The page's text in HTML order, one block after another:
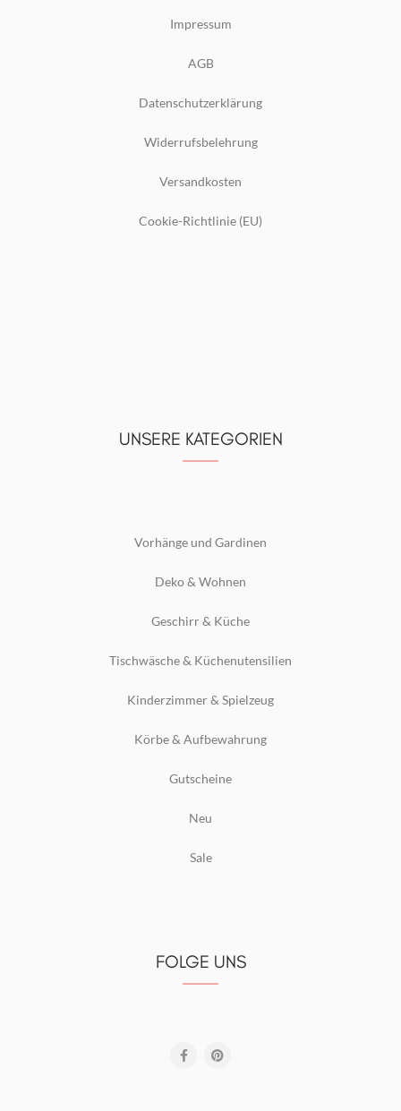
Impressum
AGB
Datenschutzerklärung
Widerrufsbelehrung
Versandkosten
Cookie-Richtlinie (EU)
UNSERE KATEGORIEN
Vorhänge und Gardinen
Deko & Wohnen
Geschirr & Küche
Tischwäsche & Küchenutensilien
Kinderzimmer & Spielzeug
Körbe & Aufbewahrung
Gutscheine
Neu
Sale
FOLGE UNS